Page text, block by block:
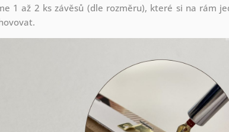
1 až 2 ks závěsů (dle rozměru), které si na rám